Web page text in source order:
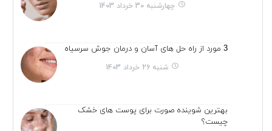
چهارشنبه 30 خرداد 1403
3 مورد از راه حل های آسان و درمان جوش سرسیاه
شنبه 26 خرداد 1403
بهترین شوینده صورت برای پوست های خشک
چیست؟